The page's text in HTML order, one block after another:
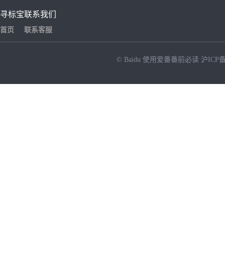
寻标宝
首页
联系我们
联系客服
© Baidu 使用爱番番前必读 沪ICP